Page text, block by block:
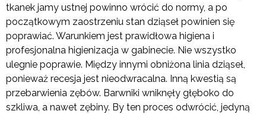
tkanek jamy ustnej powinno wrócić do normy, a po
początkowym zaostrzeniu stan dziąseł powinien się
poprawiać. Warunkiem jest prawidłowa higiena i
profesjonalna higienizacja w gabinecie. Nie wszystko
ulegnie poprawie. Między innymi obniżona linia dziąseł,
ponieważ recesja jest nieodwracalna. Inną kwestią są
przebarwienia zębów. Barwniki wniknęły głęboko do
szkliwa, a nawet zębiny. By ten proces odwrócić, jedyną